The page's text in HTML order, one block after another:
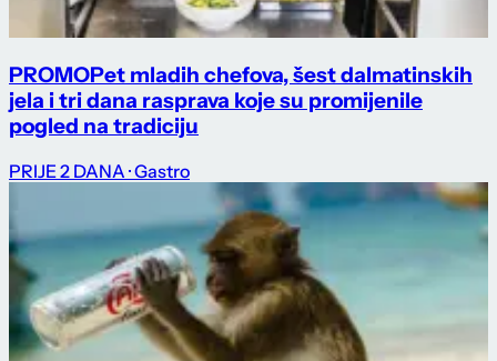
PROMOPet mladih chefova, šest dalmatinskih
jela i tri dana rasprava koje su promijenile
pogled na tradiciju
PRIJE 2 DANA · Gastro